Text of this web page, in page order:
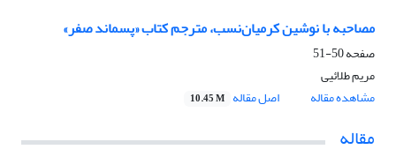
مصاحبه با نوشین کرمیان‌نسب، مترجم کتاب «پسماند صفر»
صفحه50-51
مریم طلائیی
مشاهده مقاله
اصل مقاله 10.45 M
مقاله